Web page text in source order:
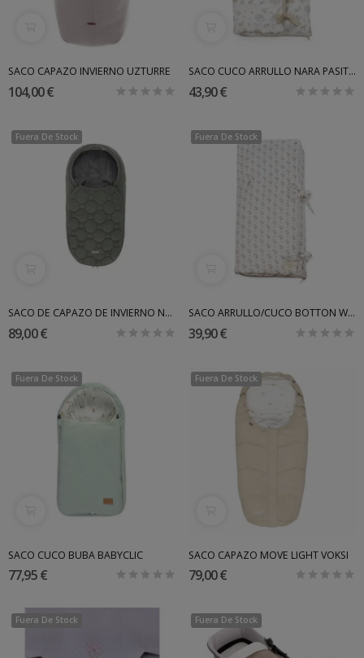
SACO CAPAZO INVIERNO UZTURRE
104,00 €
SACO CUCO ARRULLO NARA PASITO A PASITO
43,90 €
Fuera De Stock
SACO DE CAPAZO DE INVIERNO NEWBORN INGLESINA
89,00 €
Fuera De Stock
SACO ARRULLO/CUCO BOTTON WALKINGMUM
39,90 €
Fuera De Stock
SACO CUCO BUBA BABYCLIC
77,95 €
Fuera De Stock
SACO CAPAZO MOVE LIGHT VOKSI
79,00 €
Fuera De Stock Fuera De Stock